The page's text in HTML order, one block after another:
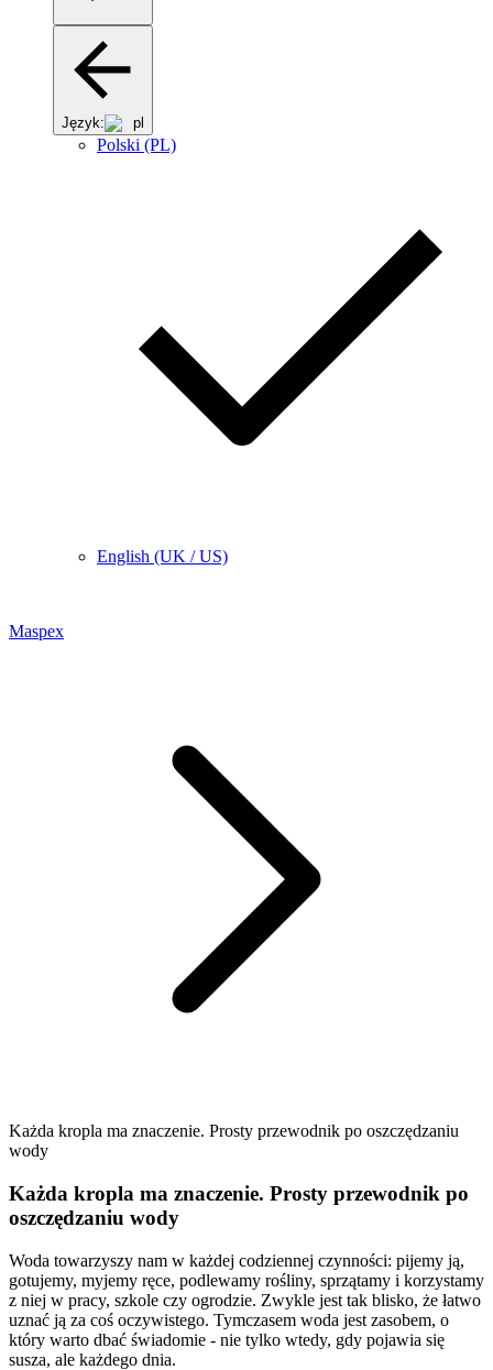
Język: pl
Polski (PL)
English (UK / US)
Maspex
Każda kropla ma znaczenie. Prosty przewodnik po oszczędzaniu
wody
Każda kropla ma znaczenie. Prosty przewodnik po
oszczędzaniu wody
Woda towarzyszy nam w każdej codziennej czynności: pijemy ją,
gotujemy, myjemy ręce, podlewamy rośliny, sprzątamy i korzystamy
z niej w pracy, szkole czy ogrodzie. Zwykle jest tak blisko, że łatwo
uznać ją za coś oczywistego. Tymczasem woda jest zasobem, o
który warto dbać świadomie - nie tylko wtedy, gdy pojawia się
susza, ale każdego dnia.